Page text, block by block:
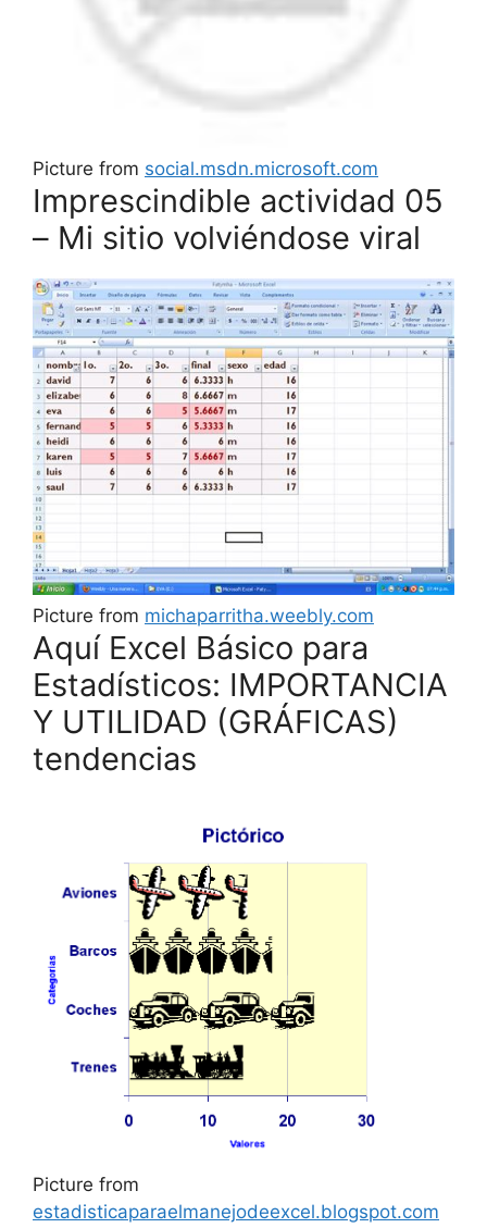
Picture from social.msdn.microsoft.com
Imprescindible actividad 05
– Mi sitio volviéndose viral
Picture from michaparritha.weebly.com
Aquí Excel Básico para
Estadísticos: IMPORTANCIA
Y UTILIDAD (GRÁFICAS)
tendencias
Picture from
estadisticaparaelmanejodeexcel.blogspot.com